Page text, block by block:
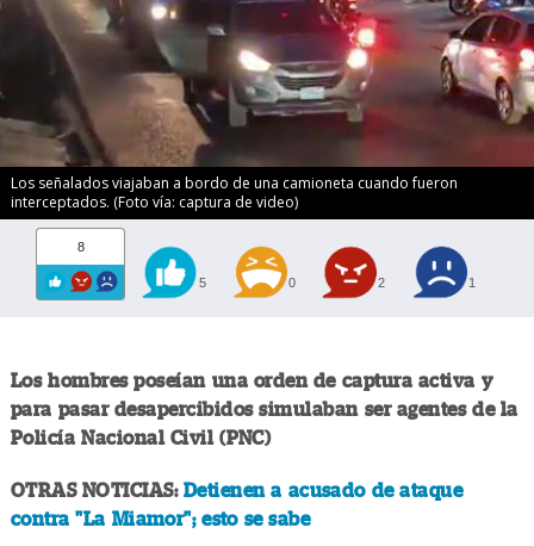
Los señalados viajaban a bordo de una camioneta cuando fueron
interceptados. (Foto vía: captura de video)
8
5 0 2 1
Los hombres poseían una orden de captura activa y
para pasar desapercibidos simulaban ser agentes de la
Policía Nacional Civil (PNC)
OTRAS NOTICIAS: Detienen a acusado de ataque
contra "La Miamor"; esto se sabe